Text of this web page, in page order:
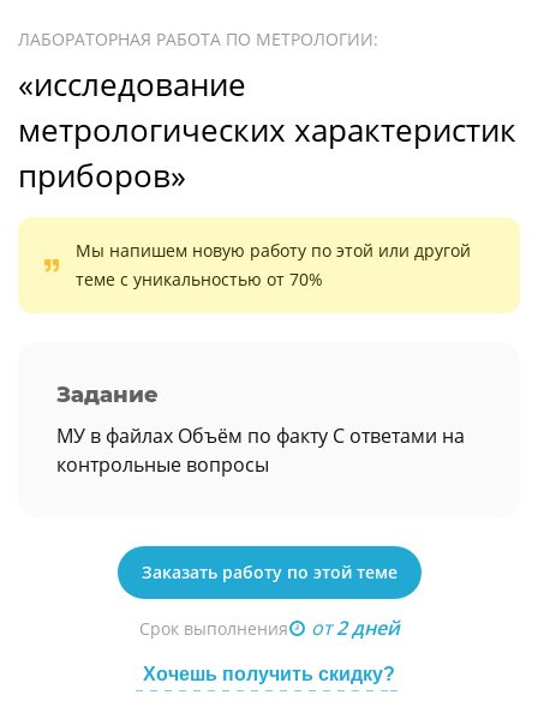
ЛАБОРАТОРНАЯ РАБОТА ПО МЕТРОЛОГИИ:
«исследование
метрологических характеристик
приборов»
Мы напишем новую работу по этой или другой
теме с уникальностью от 70%
Задание
МУ в файлах Объём по факту С ответами на
контрольные вопросы
Заказать работу по этой теме
Срок выполнения от2 дней
Хочешь получить скидку?